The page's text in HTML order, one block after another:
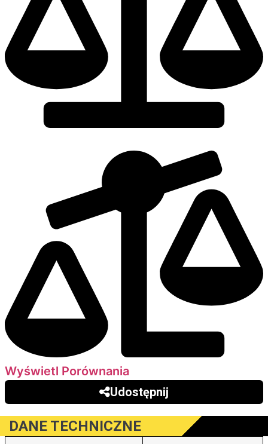
Wyświetl Porównania
Udostępnij
DANE TECHNICZNE